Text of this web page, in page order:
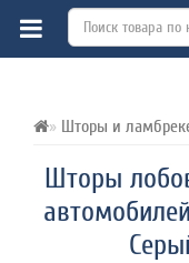
Шторы и
Шторы
ВСЕ О ТОВАРЕ